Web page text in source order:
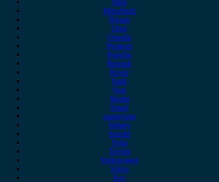
Mini
Mitsubishi
Nissan
Opel
Omoda
Peugeot
Porsche
Renault
Rover
Saab
Seat
Skoda
Smart
ssangyong
Subaru
Suzuki
Tesla
Toyota
Volkswagen
Volvo
Xev